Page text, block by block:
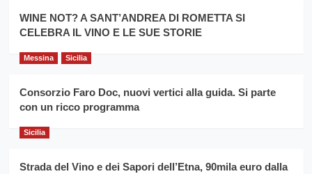
la
filiera
grano
per
il
anno
Franco
Caruso
WINE NOT? A SANT’ANDREA DI ROMETTA SI
CELEBRA IL VINO E LE SUE STORIE
Messina Sicilia
Consorzio Faro Doc, nuovi vertici alla guida. Si parte
con un ricco programma
Sicilia
Strada del Vino e dei Sapori dell’Etna, 90mila euro dalla